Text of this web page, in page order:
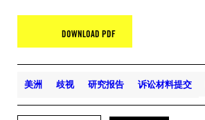
DOWNLOAD PDF
美洲 歧视 研究报告 诉讼材料提交